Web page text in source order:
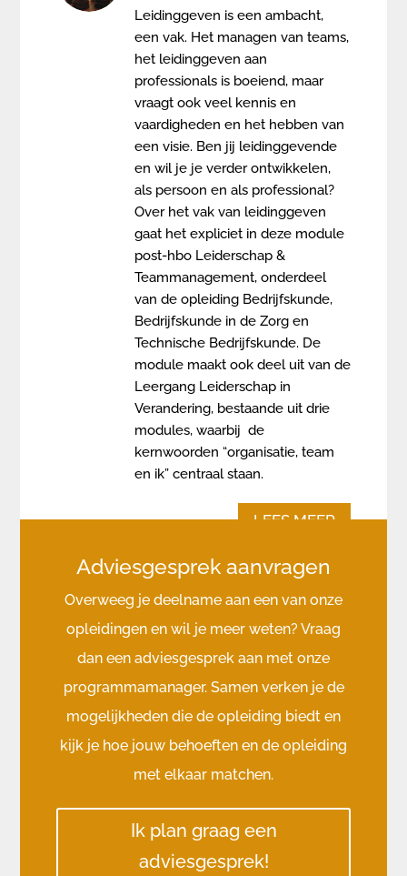
Leidinggeven is een ambacht,
een vak. Het managen van teams,
het leidinggeven aan
professionals is boeiend, maar
vraagt ook veel kennis en
vaardigheden en het hebben van
een visie. Ben jij leidinggevende
en wil je je verder ontwikkelen,
als persoon en als professional?
Over het vak van leidinggeven
gaat het expliciet in deze module
post-hbo Leiderschap &
Teammanagement, onderdeel
van de opleiding Bedrijfskunde,
Bedrijfskunde in de Zorg en
Technische Bedrijfskunde. De
module maakt ook deel uit van de
Leergang Leiderschap in
Verandering, bestaande uit drie
modules, waarbij de
kernwoorden “organisatie, team
en ik” centraal staan.
LEES MEER
Adviesgesprek aanvragen
Overweeg je deelname aan een van onze
opleidingen en wil je meer weten? Vraag
dan een adviesgesprek aan met onze
programmamanager. Samen verken je de
mogelijkheden die de opleiding biedt en
kijk je hoe jouw behoeften en de opleiding
met elkaar matchen.
Ik plan graag een
adviesgesprek!